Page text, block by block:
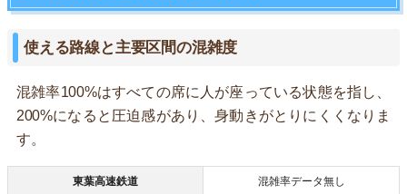
使える路線と主要区間の混雑度
混雑率100%はすべての席に人が座っている状態を指し、
200%になると圧迫感があり、身動きがとりにくくなりま
す。
東葉高速鉄道 混雑率データ無し